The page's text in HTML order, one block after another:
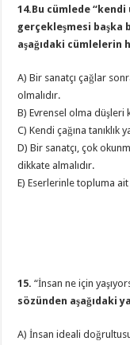
14.Bu cümlede
gerçekleşmesi başka
aşağıdaki cümlelerin
A) Bir sanatçı çağlar
olmalıdır.
B) Evrensel olma düşleri
C) Kendi çağına
D) Bir sanatçı, çok
dikkate almalıdır.
E) Eserlerinle topluma
15.“İnsan ne için
sözünden aşağıdaki
A) İnsan ideali